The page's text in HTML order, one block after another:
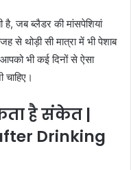
जब ब्लैडर की मांसपेशियां
से थोड़ी सी मात्रा में भी पेशाब
भी कई दिनों से ऐसा
है संकेत |
Drinking